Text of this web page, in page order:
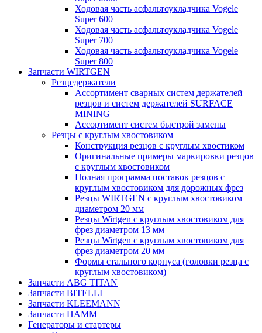
Ходовая часть асфальтоукладчика Vogele
Super 600
Ходовая часть асфальтоукладчика Vogele
Super 700
Ходовая часть асфальтоукладчика Vogele
Super 800
Запчасти WIRTGEN
Резцедержатели
Ассортимент сварных систем держателей
резцов и систем держателей SURFACE
MINING
Ассортимент систем быстрой замены
Резцы с круглым хвостовиком
Конструкция резцов с круглым хвостиком
Оригинальные примеры маркировки резцов
с круглым хвостовиком
Полная программа поставок резцов с
круглым хвостовиком для дорожных фрез
Резцы WIRTGEN с круглым хвостовиком
диаметром 20 мм
Резцы Wirtgen с круглым хвостовиком для
фрез диаметром 13 мм
Резцы Wirtgen с круглым хвостовиком для
фрез диаметром 20 мм
Формы стального корпуса (головки резца с
круглым хвостовиком)
Запчасти ABG TITAN
Запчасти BITELLI
Запчасти KLEEMANN
Запчасти HAMM
Генераторы и стартеры